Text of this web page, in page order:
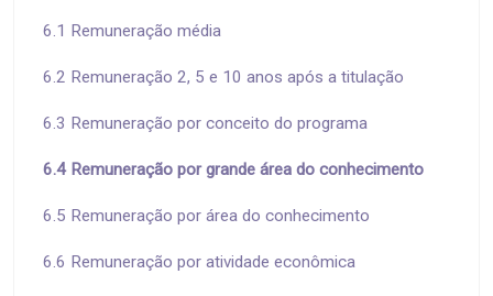
6.1 Remuneração média
6.2 Remuneração 2, 5 e 10 anos após a titulação
6.3 Remuneração por conceito do programa
6.4 Remuneração por grande área do conhecimento
6.5 Remuneração por área do conhecimento
6.6 Remuneração por atividade econômica